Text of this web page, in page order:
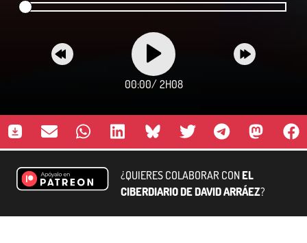
00:00/ 2H08
¿QUIERES COLABORAR CONEL
CIBERDIARIO DE DAVID ARRÁEZ?